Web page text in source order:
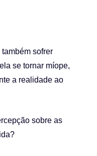
sofrer
se tornar míope,
a realidade ao
sobre as